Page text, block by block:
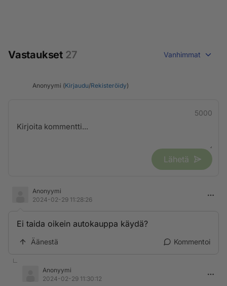
Vastaukset 27 Vanhimmat
Anonyymi (Kirjaudu/Rekisteröidy)
5000
Lähetä
Anonyymi
2024-02-29 11:28:26
Ei taida oikein autokauppa käydä?
Äänestä Kommentoi
Anonyymi
2024-02-29 11:30:12